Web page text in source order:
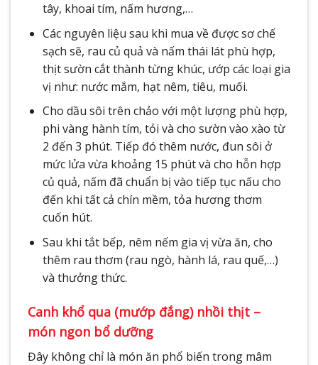
tây, khoai tím, nấm hương,…
Các nguyên liệu sau khi mua về được sơ chế
sạch sẽ, rau củ quả và nấm thái lát phù hợp,
thịt sườn cắt thành từng khúc, ướp các loại gia
vị như: nước mắm, hạt nêm, tiêu, muối.
Cho dầu sôi trên chảo với một lượng phù hợp,
phi vàng hành tím, tỏi và cho sườn vào xào từ
2 đến 3 phút. Tiếp đó thêm nước, đun sôi ở
mức lửa vừa khoảng 15 phút và cho hỗn hợp
củ quả, nấm đã chuẩn bị vào tiếp tục nấu cho
đến khi tất cả chín mềm, tỏa hương thơm
cuốn hút.
Sau khi tắt bếp, nêm nếm gia vị vừa ăn, cho
thêm rau thơm (rau ngò, hành lá, rau quế,…)
và thưởng thức.
Canh khổ qua (mướp đắng) nhồi thịt –
món ngon bổ dưỡng
Đây không chỉ là món ăn phổ biến trong mâm